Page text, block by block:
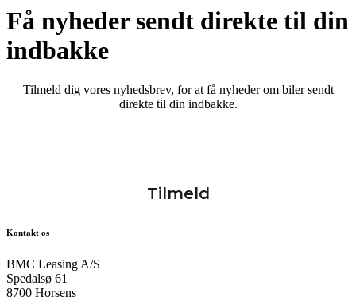
Få nyheder sendt direkte til din
indbakke
Tilmeld dig vores nyhedsbrev, for at få nyheder om biler sendt
direkte til din indbakke.
Kontakt os
BMC Leasing A/S
Spedalsø 61
8700 Horsens